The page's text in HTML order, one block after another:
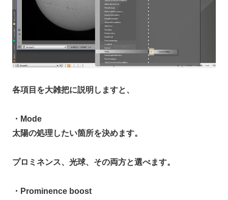
各項目を大雑把に説明しますと、
・Mode
太陽の処理したい箇所を決めます。
プロミネンス、光球、その両方と選べます。
・Prominence boost